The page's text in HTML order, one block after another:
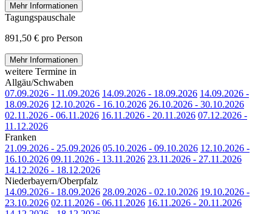
Mehr Informationen
Tagungspauschale
891,50 € pro Person
Mehr Informationen
weitere Termine in
Allgäu/Schwaben
07.09.2026 - 11.09.2026 14.09.2026 - 18.09.2026 14.09.2026 -
18.09.2026 12.10.2026 - 16.10.2026 26.10.2026 - 30.10.2026
02.11.2026 - 06.11.2026 16.11.2026 - 20.11.2026 07.12.2026 -
11.12.2026
Franken
21.09.2026 - 25.09.2026 05.10.2026 - 09.10.2026 12.10.2026 -
16.10.2026 09.11.2026 - 13.11.2026 23.11.2026 - 27.11.2026
14.12.2026 - 18.12.2026
Niederbayern/Oberpfalz
14.09.2026 - 18.09.2026 28.09.2026 - 02.10.2026 19.10.2026 -
23.10.2026 02.11.2026 - 06.11.2026 16.11.2026 - 20.11.2026